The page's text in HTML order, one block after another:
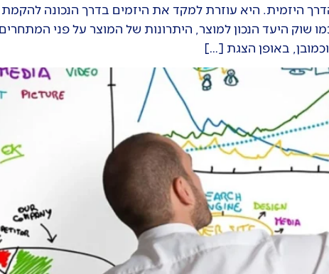
היזמית. היא עוזרת למקד את היזמים בדרך הנכונה
שוק היעד הנכון למוצר, היתרונות של המוצר על פני
באופן הצגת […]